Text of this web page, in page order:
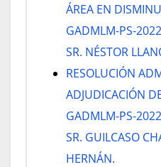
ÁREA EN
GADMLM-PS-
SR. NÉSTOR
RESOLUCIÓN
ADJUDICACIÓN
GADMLM-PS-
SR. GUILCASO
HERNÁN.